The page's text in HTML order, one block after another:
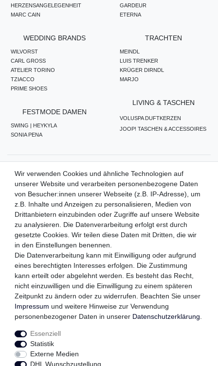
HERZENSANGELEGENHEIT
MARC CAIN
GARDEUR
ETERNA
WEDDING BRANDS
WILVORST
CARL GROSS
ATELIER TORINO
TZIACCO
PRIME SHOES
FESTMODE DAMEN
SWING | HEYKYLA
SONIA PENA
TRACHTEN
MEINDL
LUIS TRENKER
KRÜGER DIRNDL
MARJO
LIVING & TASCHEN
VOLUSPA DUFTKERZEN
JOOP! TASCHEN & ACCESSOIRES
ZAHLUNGSMETHODEN
WIR VERSENDEN MIT
QUALITÄTSVERSPRECHEN
FOLGEN SIE UNS
Impressum
Wir verwenden Cookies und ähnliche Technologien auf
unserer Website und verarbeiten personenbezogene Daten
von Besucher:innen unserer Webseite (z.B. IP-Adresse), um
z.B. Inhalte und Anzeigen zu personalisieren, Medien von
Drittanbietern einzubinden oder Zugriffe auf unsere Website
zu analysieren. Die Datenverarbeitung erfolgt erst durch
gesetzte Cookies. Wir teilen diese Daten mit Dritten, die wir
in den Einstellungen benennen.
Die Datenverarbeitung kann mit Einwilligung oder aufgrund
eines berechtigten Interesses erfolgen. Die Zustimmung
kann erteilt oder abgelehnt werden. Es besteht das Recht,
nicht einzuwilligen und die Einwilligung zu einem späteren
Zeitpunkt zu ändern oder zu widerrufen. Beachten Sie unser
Impressum und weitere Hinweise zur Verwendung
personenbezogener Daten in unserer Daten­schutz­erklärung
Essenziell
Statistik
Externe Medien
DHL Wunschzustellung